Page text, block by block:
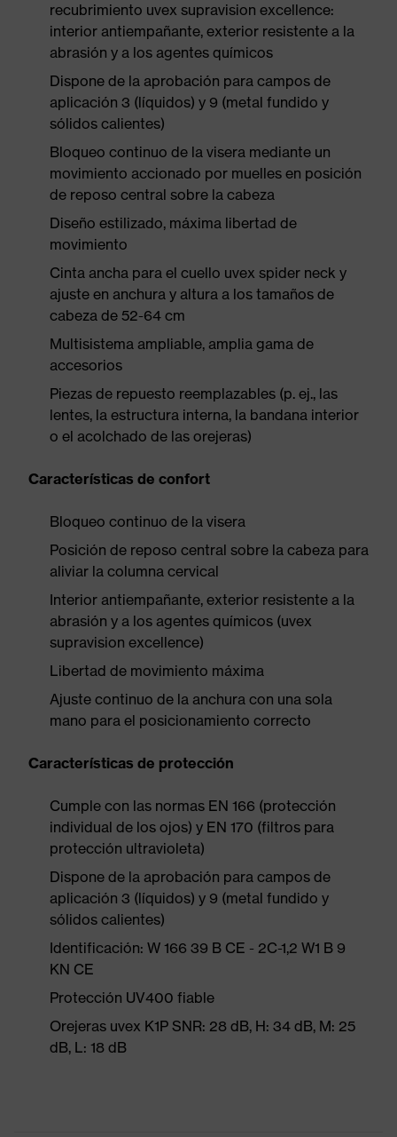
recubrimiento uvex supravision excellence:
interior antiempañante, exterior resistente a la
abrasión y a los agentes químicos
Dispone de la aprobación para campos de
aplicación 3 (líquidos) y 9 (metal fundido y
sólidos calientes)
Bloqueo continuo de la visera mediante un
movimiento accionado por muelles en posición
de reposo central sobre la cabeza
Diseño estilizado, máxima libertad de
movimiento
Cinta ancha para el cuello uvex spider neck y
ajuste en anchura y altura a los tamaños de
cabeza de 52-64 cm
Multisistema ampliable, amplia gama de
accesorios
Piezas de repuesto reemplazables (p. ej., las
lentes, la estructura interna, la bandana interior
o el acolchado de las orejeras)
Características de confort
Bloqueo continuo de la visera
Posición de reposo central sobre la cabeza para
aliviar la columna cervical
Interior antiempañante, exterior resistente a la
abrasión y a los agentes químicos (uvex
supravision excellence)
Libertad de movimiento máxima
Ajuste continuo de la anchura con una sola
mano para el posicionamiento correcto
Características de protección
Cumple con las normas EN 166 (protección
individual de los ojos) y EN 170 (filtros para
protección ultravioleta)
Dispone de la aprobación para campos de
aplicación 3 (líquidos) y 9 (metal fundido y
sólidos calientes)
Identificación: W 166 39 B CE - 2C-1,2 W1 B 9
KN CE
Protección UV400 fiable
Orejeras uvex K1P SNR: 28 dB, H: 34 dB, M: 25
dB, L: 18 dB